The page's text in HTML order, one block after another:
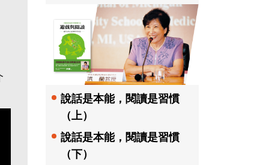
說話是本能，閱讀是習慣
（上）
說話是本能，閱讀是習慣
（下）